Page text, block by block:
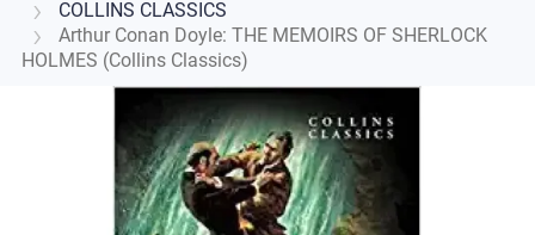
COLLINS CLASSICS
Arthur Conan Doyle: THE MEMOIRS OF SHERLOCK
HOLMES (Collins Classics)